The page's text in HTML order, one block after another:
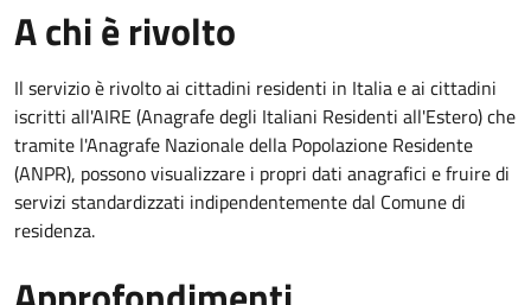
A chi è rivolto
Il servizio è rivolto ai cittadini residenti in Italia e ai cittadini
iscritti all'AIRE (Anagrafe degli Italiani Residenti all'Estero) che
tramite l'Anagrafe Nazionale della Popolazione Residente
(ANPR), possono visualizzare i propri dati anagrafici e fruire di
servizi standardizzati indipendentemente dal Comune di
residenza.